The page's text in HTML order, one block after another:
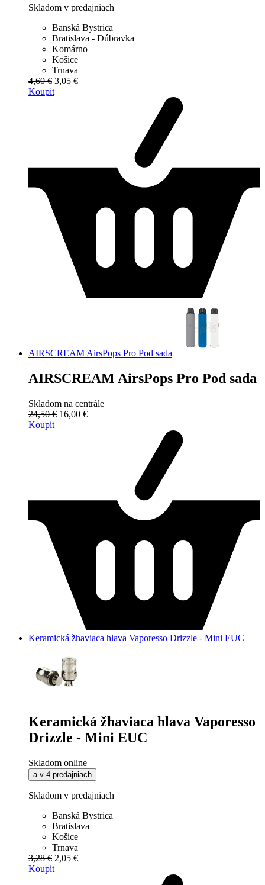
Skladom v predajniach
Banská Bystrica
Bratislava - Dúbravka
Komárno
Košice
Trnava
4,60 € 3,05 €
Koupit
AIRSCREAM AirsPops Pro Pod sada
AIRSCREAM AirsPops Pro Pod sada
Skladom na centrále
24,50 € 16,00 €
Koupit
Keramická žhaviaca hlava Vaporesso Drizzle - Mini EUC
Keramická žhaviaca hlava Vaporesso
Drizzle - Mini EUC
Skladom online
a v 4 predajniach
Skladom v predajniach
Banská Bystrica
Bratislava
Košice
Trnava
3,28 € 2,05 €
Koupit